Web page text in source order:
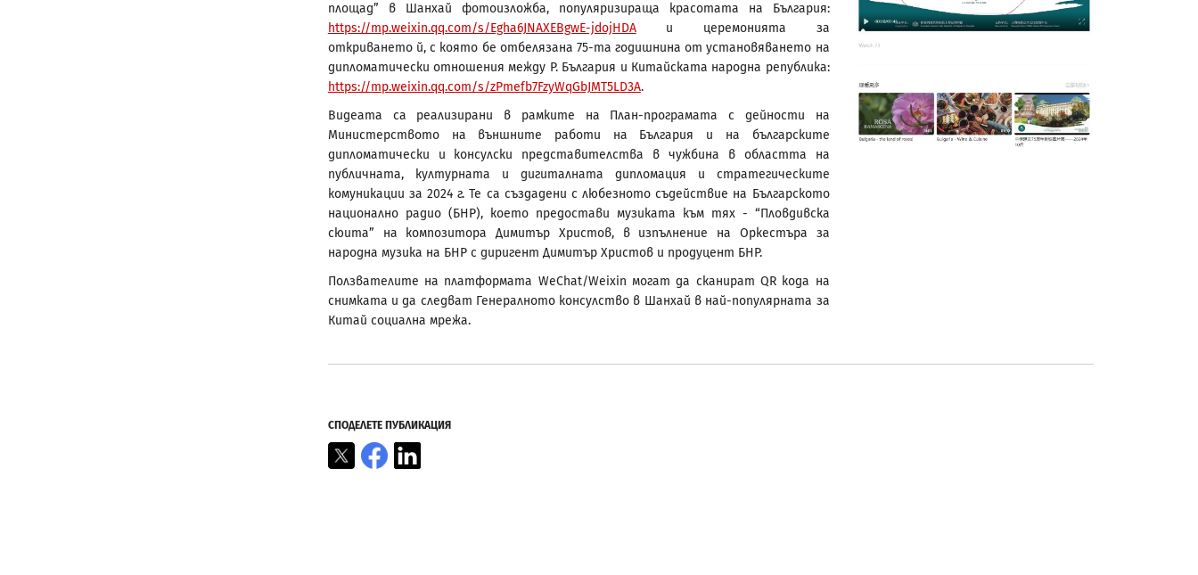
площад” в Шанхай фотоизложба, популяризираща красотата на България:
https://mp.weixin.qq.com/s/Egha6JNAXEBgwE-jdojHDAи церемонията за
откриването й, с която бе отбелязана 75-та годишнина от установяването на
дипломатически отношения между Р. България и Китайската народна република:
https://mp.weixin.qq.com/s/zPmefb7FzyWqGbJMT5LD3A.
Видеата са реализирани в рамките на План-програмата с дейности на
Министерството на външните работи на България и на българските
дипломатически и консулски представителства в чужбина в областта на
публичната, културната и дигиталната дипломация и стратегическите
комуникации за 2024 г. Те са създадени с любезното съдействие на Българското
национално радио (БНР), което предостави музиката към тях - “Пловдивска
сюита” на композитора Димитър Христов, в изпълнение на Оркестъра за
народна музика на БНР с диригент Димитър Христов и продуцент БНР.
Ползвателите на платформата WeChat/Weixin могат да сканират QR кода на
снимката и да следват Генералното консулство в Шанхай в най-популярната за
Китай социална мрежа.
СПОДЕЛЕТЕ ПУБЛИКАЦИЯ
X Facebook